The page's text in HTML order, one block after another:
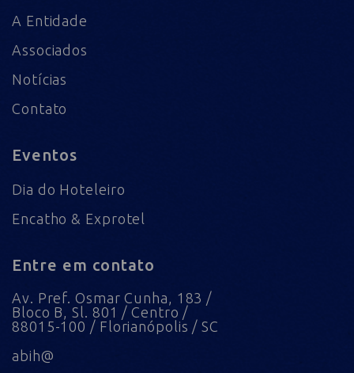
A Entidade
Associados
Notícias
Contato
Eventos
Dia do Hoteleiro
Encatho & Exprotel
Entre em contato
Av. Pref. Osmar Cunha, 183 /
Bloco B, Sl. 801 / Centro /
88015-100 / Florianópolis / SC
abih@